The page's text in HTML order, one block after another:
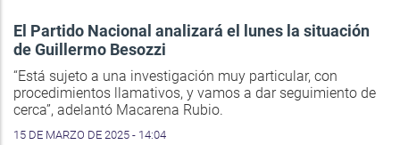
El Partido Nacional analizará el lunes la situación
de Guillermo Besozzi
“Está sujeto a una investigación muy particular, con
procedimientos llamativos, y vamos a dar seguimiento de
cerca”, adelantó Macarena Rubio.
15 DE MARZO DE 2025 - 14:04